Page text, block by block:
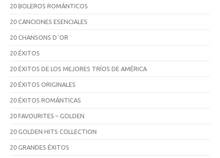
20 BOLEROS ROMÁNTICOS
20 CANCIONES ESENCIALES
20 CHANSONS D´OR
20 ÉXITOS
20 ÉXITOS DE LOS MEJORES TRÍOS DE AMÉRICA
20 ÉXITOS ORIGINALES
20 ÉXITOS ROMÁNTICAS
20 FAVOURITES – GOLDEN
20 GOLDEN HITS COLLECTION
20 GRANDES ÉXITOS